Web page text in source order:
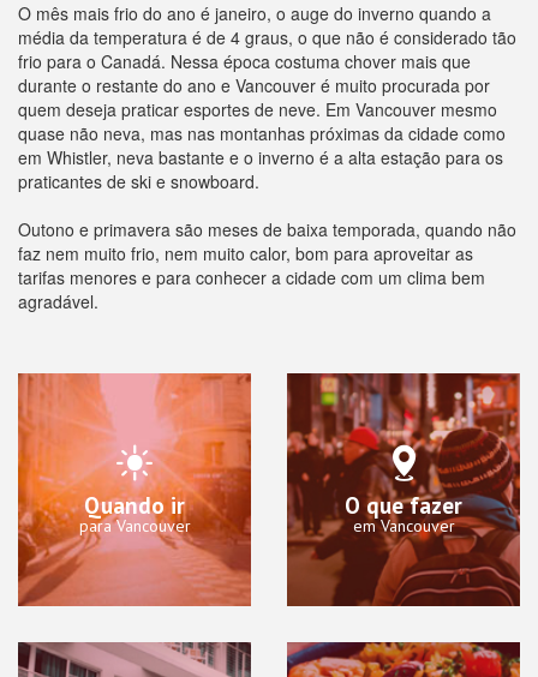
O mês mais frio do ano é janeiro, o auge do inverno quando a
média da temperatura é de 4 graus, o que não é considerado tão
frio para o Canadá. Nessa época costuma chover mais que
durante o restante do ano e Vancouver é muito procurada por
quem deseja praticar esportes de neve. Em Vancouver mesmo
quase não neva, mas nas montanhas próximas da cidade como
em Whistler, neva bastante e o inverno é a alta estação para os
praticantes de ski e snowboard.
Outono e primavera são meses de baixa temporada, quando não
faz nem muito frio, nem muito calor, bom para aproveitar as
tarifas menores e para conhecer a cidade com um clima bem
agradável.
Quando ir
para Vancouver
O que fazer
em Vancouver